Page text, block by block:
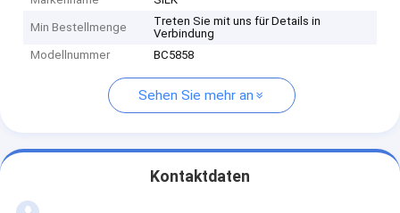
Min Bestellmenge
Treten Sie mit uns für Details in
Verbindung
Modellnummer
BC5858
Sehen Sie mehr an
Kontaktdaten